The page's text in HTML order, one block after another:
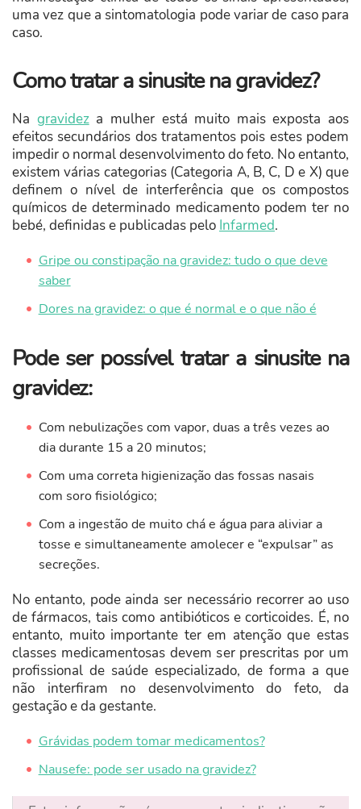
uma vez que a sintomatologia pode variar de caso para
caso.
Como tratar a sinusite na gravidez?
Na gravideza mulher está muito mais exposta aos
efeitos secundários dos tratamentos pois estes podem
impedir o normal desenvolvimento do feto. No entanto,
existem várias categorias (Categoria A, B, C, D e X) que
definem o nível de interferência que os compostos
químicos de determinado medicamento podem ter no
bebé, definidas e publicadas pelo Infarmed.
Gripe ou constipação na gravidez: tudo o que deve
saber
Dores na gravidez: o que é normal e o que não é
Pode ser possível tratar a sinusite na
gravidez:
Com nebulizações com vapor, duas a três vezes ao
dia durante 15 a 20 minutos;
Com uma correta higienização das fossas nasais
com soro fisiológico;
Com a ingestão de muito chá e água para aliviar a
tosse e simultaneamente amolecer e “expulsar” as
secreções.
No entanto, pode ainda ser necessário recorrer ao uso
de fármacos, tais como antibióticos e corticoides. É, no
entanto, muito importante ter em atenção que estas
classes medicamentosas devem ser prescritas por um
profissional de saúde especializado, de forma a que
não interfiram no desenvolvimento do feto, da
gestação e da gestante.
Grávidas podem tomar medicamentos?
Nausefe: pode ser usado na gravidez?